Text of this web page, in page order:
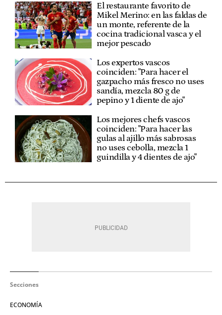
El restaurante favorito de
Mikel Merino: en las faldas de
un monte, referente de la
cocina tradicional vasca y el
mejor pescado
Los expertos vascos
coinciden: "Para hacer el
gazpacho más fresco no uses
sandía, mezcla 80 g de
pepino y 1 diente de ajo"
Los mejores chefs vascos
coinciden: "Para hacer las
gulas al ajillo más sabrosas
no uses cebolla, mezcla 1
guindilla y 4 dientes de ajo"
Secciones
ECONOMÍA